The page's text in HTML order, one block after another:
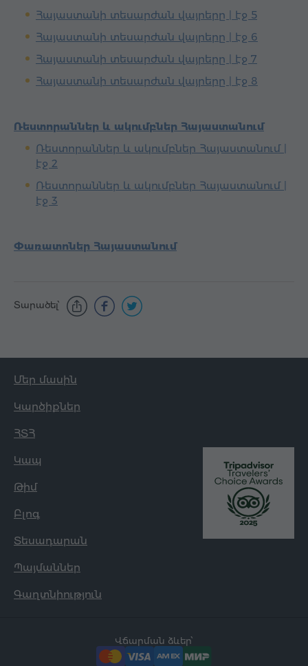
Հայաստանի տեսարժան վայրերը | էջ 5
Հայաստանի տեսարժան վայրերը | էջ 6
Հայաստանի տեսարժան վայրերը | էջ 7
Հայաստանի տեսարժան վայրերը | էջ 8
Ռեստորաններ և ակումբներ Հայաստանում
Ռեստորաններ և ակումբներ Հայաստանում |
էջ 2
Ռեստորաններ և ակումբներ Հայաստանում |
էջ 3
Փառատոներ Հայաստանում
Տարածել՝
Մեր մասին
Կարծիքներ
ՀՏՀ
Կապ
Թիմ
Բլոգ
Տեսադարան
Պայմաններ
Գաղտնիություն
Վճարման ձևեր՝